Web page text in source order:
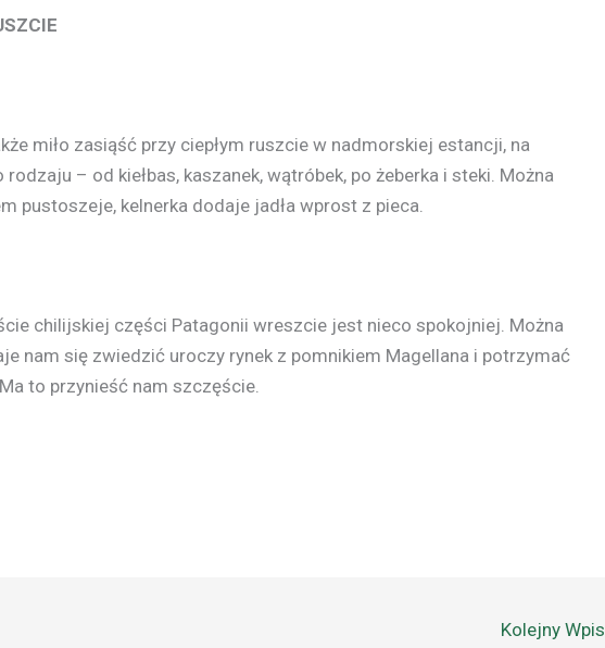
miło zasiąść przy ciepłym ruszcie w nadmorskiej estancji, na
– od kiełbas, kaszanek, wątróbek, po żeberka i steki. Można
pustoszeje, kelnerka dodaje jadła wprost z pieca.
chilijskiej części Patagonii wreszcie jest nieco spokojniej. Można
nam się zwiedzić uroczy rynek z pomnikiem Magellana i potrzymać
to przynieść nam szczęście.
Kolejny Wpis